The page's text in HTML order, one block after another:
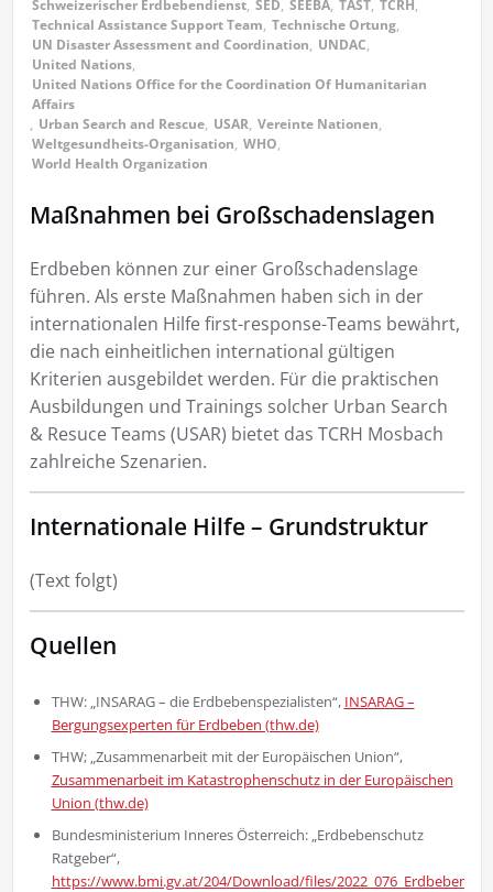
Schweizerischer Erdbebendienst, SED, SEEBA, TAST, TCRH,
Technical Assistance Support Team, Technische Ortung,
UN Disaster Assessment and Coordination, UNDAC,
United Nations,
United Nations Office for the Coordination Of Humanitarian
Affairs
, Urban Search and Rescue, USAR, Vereinte Nationen,
Weltgesundheits-Organisation, WHO,
World Health Organization
Maßnahmen bei Großschadenslagen
Erdbeben können zur einer Großschadenslage
führen. Als erste Maßnahmen haben sich in der
internationalen Hilfe first-response-Teams bewährt,
die nach einheitlichen international gültigen
Kriterien ausgebildet werden. Für die praktischen
Ausbildungen und Trainings solcher Urban Search
& Resuce Teams (USAR) bietet das TCRH Mosbach
zahlreiche Szenarien.
Internationale Hilfe – Grundstruktur
(Text folgt)
Quellen
THW: „INSARAG – die Erdbebenspezialisten“, INSARAG –
Bergungsexperten für Erdbeben (thw.de)
THW; „Zusammenarbeit mit der Europäischen Union“,
Zusammenarbeit im Katastrophenschutz in der Europäischen
Union (thw.de)
Bundesministerium Inneres Österreich: „Erdbebenschutz
Ratgeber“,
https://www.bmi.gv.at/204/Download/files/